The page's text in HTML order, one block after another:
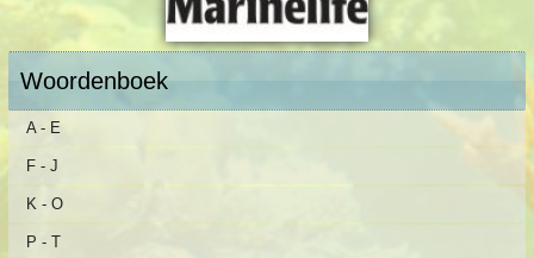
Woordenboek
A - E
F - J
K - O
P - T